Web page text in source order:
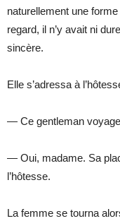
naturellement une
regard, il n’y avait ni
sincère.
Elle s’adressa à
— Ce gentleman
— Oui, madame. Sa
l’hôtesse.
La femme se tourna